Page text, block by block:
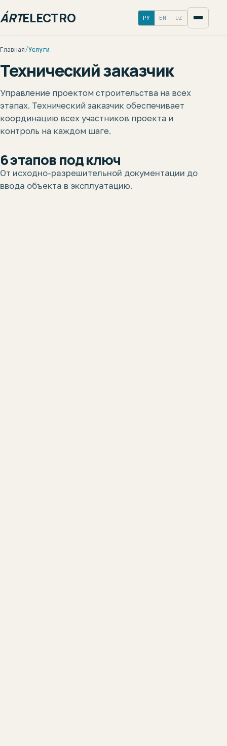
ÁRTELECTRO РУ EN UZ
Главная/Услуги
Технический заказчик
Управление проектом строительства на всех
этапах. Технический заказчик обеспечивает
координацию всех участников проекта и
контроль на каждом шаге.
6 этапов под ключ
От исходно-разрешительной документации до
ввода объекта в эксплуатацию.